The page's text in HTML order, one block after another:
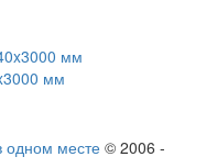
мм
одном месте © 2006 -